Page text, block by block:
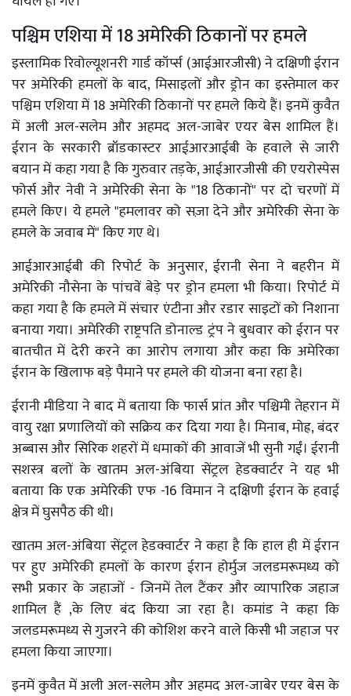
पश्चिम एशिया में 18 अमेरिकी ठिकानों पर हमले
इस्लामिक रिवोल्यूशनरी गार्ड कॉर्प्स (आईआरजीसी) ने दक्षिणी ईरान
पर अमेरिकी हमलों के बाद, मिसाइलों और ड्रोन का इस्तेमाल कर
पश्चिम एशिया में 18 अमेरिकी ठिकानों पर हमले किये हैं। इनमें कुवैत
में अली अल-सलेम और अहमद अल-जाबेर एयर बेस शामिल हैं।
ईरान के सरकारी ब्रॉडकास्टर आईआरआईबी के हवाले से जारी
बयान में कहा गया है कि गुरुवार तड़के, आईआरजीसी की एयरोस्पेस
फोर्स और नेवी ने अमेरिकी सेना के "18 ठिकानों" पर दो चरणों में
हमले किए। ये हमले "हमलावर को सज़ा देने और अमेरिकी सेना के
हमले के जवाब में" किए गए थे।
आईआरआईबी की रिपोर्ट के अनुसार, ईरानी सेना ने बहरीन में
अमेरिकी नौसेना के पांचवें बेड़े पर ड्रोन हमला भी किया। रिपोर्ट में
कहा गया है कि हमले में संचार एंटीना और रडार साइटों को निशाना
बनाया गया। अमेरिकी राष्ट्रपति डोनाल्ड ट्रंप ने बुधवार को ईरान पर
बातचीत में देरी करने का आरोप लगाया और कहा कि अमेरिका
ईरान के खिलाफ बड़े पैमाने पर हमले की योजना बना रहा है।
ईरानी मीडिया ने बाद में बताया कि फार्स प्रांत और पश्चिमी तेहरान में
वायु रक्षा प्रणालियों को सक्रिय कर दिया गया है। मिनाब, मोह्र, बंदर
अब्बास और सिरिक शहरों में धमाकों की आवाजें भी सुनी गईं। ईरानी
सशस्त्र बलों के खातम अल-अंबिया सेंट्रल हेडक्वार्टर ने यह भी
बताया कि एक अमेरिकी एफ -16 विमान ने दक्षिणी ईरान के हवाई
क्षेत्र में घुसपैठ की थी।
खातम अल-अंबिया सेंट्रल हेडक्वार्टर ने कहा है कि हाल ही में ईरान
पर हुए अमेरिकी हमलों के कारण ईरान होर्मुज जलडमरूमध्य को
सभी प्रकार के जहाजों - जिनमें तेल टैंकर और व्यापारिक जहाज
शामिल हैं ,के लिए बंद किया जा रहा है। कमांड ने कहा कि
जलडमरूमध्य से गुजरने की कोशिश करने वाले किसी भी जहाज पर
हमला किया जाएगा।
इनमें कुवैत में अली अल-सलेम और अहमद अल-जाबेर एयर बेस के